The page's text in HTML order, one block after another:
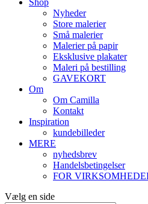
Shop
Nyheder
Store malerier
Små malerier
Malerier på papir
Eksklusive plakater
Maleri på bestilling
GAVEKORT
Om
Om Camilla
Kontakt
Inspiration
kundebilleder
MERE
nyhedsbrev
Handelsbetingelser
FOR
Vælg en side